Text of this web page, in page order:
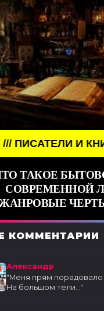
///
ТАКОЕ
СОВРЕМЕННОЙ
КОММЕНТАРИИ
Александр
"Меня прям порадовало
На большом тели..."